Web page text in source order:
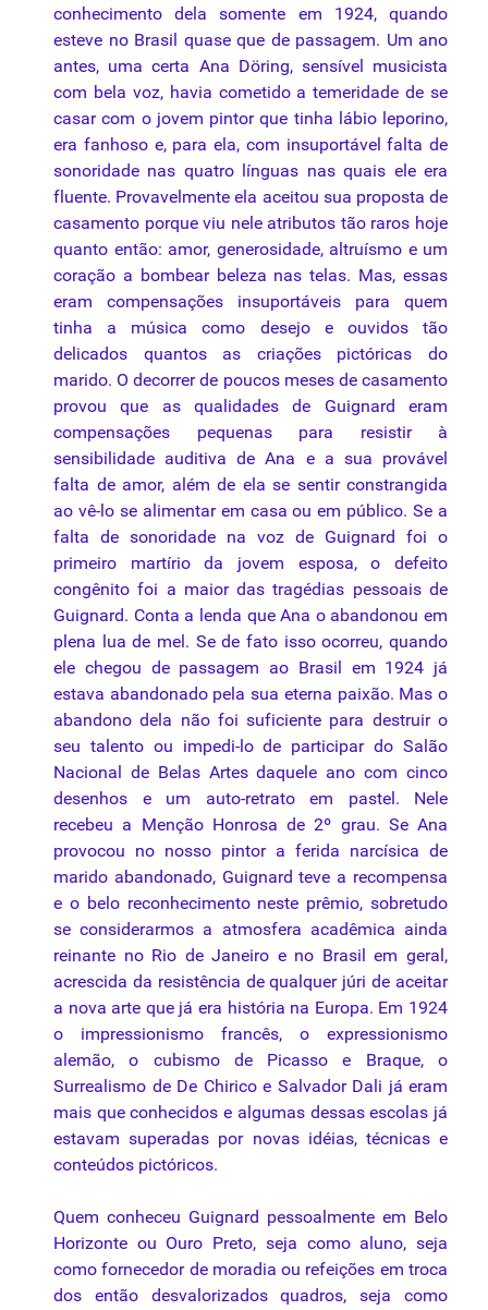
conhecimento dela somente em 1924, quando
esteve no Brasil quase que de passagem. Um ano
antes, uma certa Ana Döring, sensível musicista
com bela voz, havia cometido a temeridade de se
casar com o jovem pintorque tinha lábio leporino,
era fanhoso e, para ela, com insuportável falta de
sonoridade nas quatro línguas nas quais ele era
fluente. Provavelmente ela aceitou sua proposta de
casamento porque viu nele atributos tão raros hoje
quanto então: amor, generosidade, altruísmo e um
coração a bombear beleza nastelas. Mas, essas
eram compensações insuportáveis para quem
tinha a música como desejo e ouvidos tão
delicados quantos as criações pictóricas do
marido. O decorrer de poucos meses de casamento
provou que as qualidades de Guignard eram
compensações pequenas para resistir à
sensibilidade auditiva de Ana e a sua provável
falta de amor, além de ela se sentir constrangida
ao vê-lo se alimentar em casa ou em público. Se a
falta de sonoridade na voz de Guignard foi o
primeiro martírioda jovem esposa, o defeito
congênito foi a maior das tragédias pessoais de
Guignard. Conta a lenda que Ana o abandonou em
plena lua de mel. Se de fato issoocorreu, quando
ele chegou de passagem ao Brasil em 1924 já
estava abandonado pelasua eterna paixão. Mas o
abandono dela nãofoi suficiente para destruir o
seu talento ou impedi-lo de participar do Salão
Nacional de Belas Artes daquele ano com cinco
desenhos e um auto-retrato em pastel. Nele
recebeu a Menção Honrosa de 2º grau. Se Ana
provocou no nosso pintora ferida narcísica de
marido abandonado, Guignard teve a recompensa
e o belo reconhecimento neste prêmio, sobretudo
se considerarmos a atmosfera acadêmica ainda
reinante no Rio de Janeiro e no Brasil em geral,
acrescida da resistência de qualquer júri de aceitar
a nova arte que já era história na Europa. Em 1924
o impressionismo francês, o expressionismo
alemão, o cubismo de Picasso e Braque, o
Surrealismo de De Chirico e Salvador Dali já eram
mais que conhecidos e algumas dessas escolas já
estavam superadas por novas idéias, técnicase
conteúdos pictóricos.
Quem conheceu Guignard pessoalmente em Belo
Horizonte ou Ouro Preto, seja como aluno, seja
como fornecedor de moradia ou refeições em troca
dos então desvalorizados quadros, seja como